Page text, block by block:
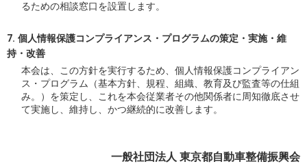
るための相談窓口を設置します。
個人情報保護コンプライアンス・プログラムの策定・実施・維
持・改善
本会は、この方針を実行するため、個人情報保護コンプライアン
ス・プログラム（基本方針、規程、組織、教育及び監査等の仕組
み。）を策定し、これを本会従業者その他関係者に周知徹底させ
て実施し、維持し、かつ継続的に改善します。
一般社団法人 東京都自動車整備振興会